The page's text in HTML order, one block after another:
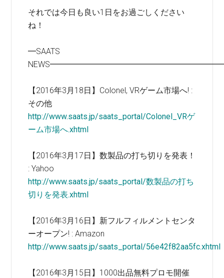
それでは今日も良い1日をお過ごしください
ね！
━SAATS
【2016年3月18日】Colonel, VRゲーム市場へ! :
その他
http://www.saats.jp/saats_portal/Colonel_VRゲ
ーム市場へ.xhtml
【2016年3月17日】数製品の打ち切りを発表！
: Yahoo
http://www.saats.jp/saats_portal/数製品の打ち
切りを発表.xhtml
【2016年3月16日】新フルフィルメントセンタ
ーオープン! : Amazon
http://www.saats.jp/saats_portal/56e42f82aa5fc.xhtml
【2016年3月15日】1000出品無料プロモ開催